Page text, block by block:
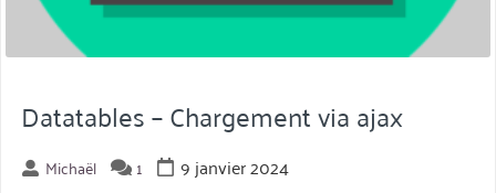
Datatables – Chargement via ajax
Michaël 1
9 janvier 2024